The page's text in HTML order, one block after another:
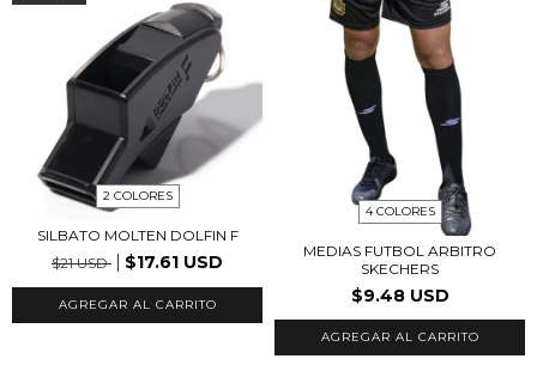
2 COLORES
SILBATO MOLTEN DOLFIN F
$21 USD
$17.61 USD
AGREGAR AL CARRITO
4 COLORES
MEDIAS FUTBOL ARBITRO
SKECHERS
$9.48 USD
AGREGAR AL CARRITO